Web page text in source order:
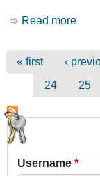
Read more
Pages
« first ‹
24
25
Username*